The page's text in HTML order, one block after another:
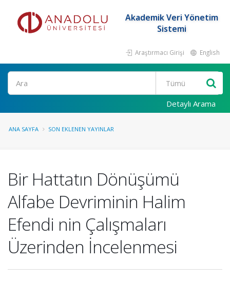
Akademik Veri Yönetim
Sistemi
Araştırmacı Girişi English
Ara
Detaylı Arama
ANA SAYFA SON EKLENEN YAYINLAR
Bir Hattatın Dönüşümü
Alfabe Devriminin Halim
Efendi nin Çalışmaları
Üzerinden İncelenmesi